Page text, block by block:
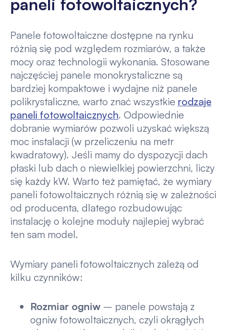
Panele fotowoltaiczne dostępne na rynku
różnią się pod względem rozmiarów, a także
mocy oraz technologii wykonania. Stosowane
najczęściej panele monokrystaliczne są
bardziej kompaktowe i wydajne niż panele
polikrystaliczne, warto znać wszystkie rodzaje
paneli fotowoltaicznych. Odpowiednie
dobranie wymiarów pozwoli uzyskać większą
moc instalacji (w przeliczeniu na metr
kwadratowy). Jeśli mamy do dyspozycji dach
płaski lub dach o niewielkiej powierzchni, liczy
się każdy kW. Warto też pamiętać, że wymiary
paneli fotowoltaicznych różnią się w zależności
od producenta, dlatego rozbudowując
instalację o kolejne moduły najlepiej wybrać
ten sam model.
Wymiary paneli fotowoltaicznych zależą od
kilku czynników:
Rozmiar ogniw – panele powstają z
ogniw fotowoltaicznych, czyli okrągłych